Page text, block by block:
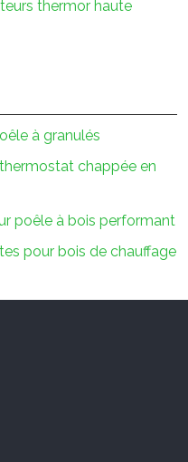
thermor haute
à granulés
chappée en
poêle à bois performant
pour bois de chauffage